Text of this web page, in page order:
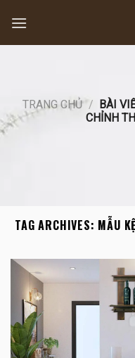
content
TRANG CHỦ / BÀI
CHỈNH
TAG ARCHIVES: MẪU